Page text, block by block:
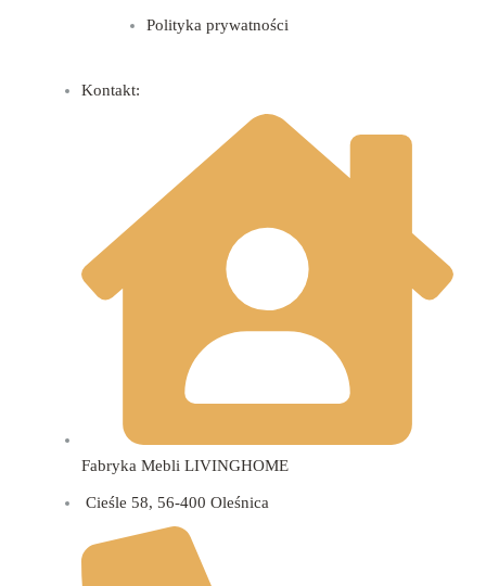
Polityka prywatności
Kontakt:
Fabryka Mebli LIVINGHOME
Cieśle 58, 56-400 Oleśnica